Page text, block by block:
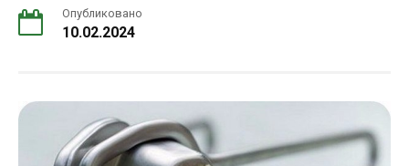
Опубликовано
10.02.2024